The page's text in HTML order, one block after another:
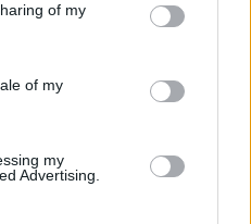
of my
of my
my
Advertising.